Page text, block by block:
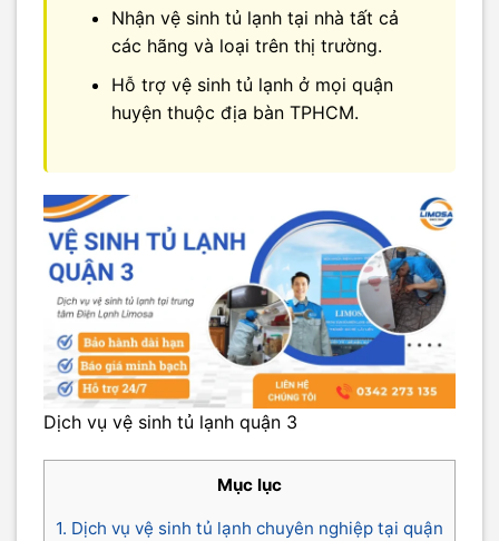
Nhận vệ sinh tủ lạnh tại nhà tất cả
các hãng và loại trên thị trường.
Hỗ trợ vệ sinh tủ lạnh ở mọi quận
huyện thuộc địa bàn TPHCM.
Dịch vụ vệ sinh tủ lạnh quận 3
Mục lục
1. Dịch vụ vệ sinh tủ lạnh chuyên nghiệp tại quận